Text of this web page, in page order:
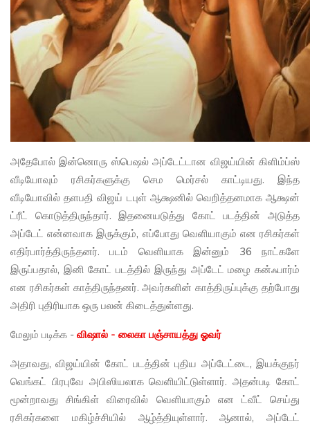
அதேபோல் இன்னொரு ஸ்பெஷல் அப்டேட்டான விஜய்யின் கிளிம்ப்ஸ்
வீடியோவும் ரசிகர்களுக்கு செம மெர்சல் காட்டியது. இந்த
வீடியோவில் தளபதி விஜய் டபுள் ஆக்ஷனில் வெறித்தனமாக ஆக்ஷன்
ட்ரீட் கொடுத்திருந்தார். இதனையடுத்து கோட் படத்தின் அடுத்த
அப்டேட் என்னவாக இருக்கும், எப்போது வெளியாகும் என ரசிகர்கள்
எதிர்பார்த்திருந்தனர். படம் வெளியாக இன்னும் 36 நாட்களே
இருப்பதால், இனி கோட் படத்தில் இருந்து அப்டேட் மழை கன்ஃபார்ம்
என ரசிகர்கள் காத்திருந்தனர். அவர்களின் காத்திருப்புக்கு தற்போது
அதிரி புதிரியாக ஒரு பலன் கிடைத்துள்ளது.
மேலும் படிக்க - விஷால் - லைகா பஞ்சாயத்து ஓவர்
அதாவது, விஜய்யின் கோட் படத்தின் புதிய அப்டேட்டை, இயக்குநர்
வெங்கட் பிரபுவே அபிஸியலாக வெளியிட்டுள்ளார். அதன்படி கோட்
மூன்றாவது சிங்கிள் விரைவில் வெளியாகும் என ட்வீட் செய்து
ரசிகர்களை மகிழ்ச்சியில் ஆழ்த்தியுள்ளார். ஆனால், அப்டேட்